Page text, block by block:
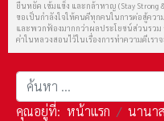
ยืนหยัด เข้มแข็ง และกล้าหาญ (Stay Strong &
ขอเป็นกำลังใจให้คนดีทุกคนในการต่อสู้คว
และพวกฟ้องมากกว่าผลประโยชน์ส่วนรว
คำในหลวงสอนไว้ในเรื่องการทำความดีเรา
การค้นหา
คุณอยู่ที่: หน้าแรก นานา